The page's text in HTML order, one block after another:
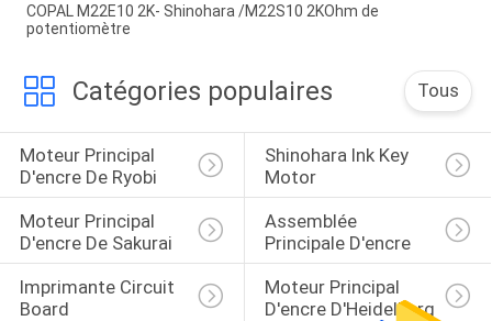
COPAL M22E10 2K- Shinohara /M22S10 2KOhm de
potentiomètre
Catégories populaires Tous
Moteur Principal
D'encre De Ryobi
Shinohara Ink Key
Motor
Moteur Principal
D'encre De Sakurai
Assemblée
Principale D'encre
Imprimante Circuit
Board
Moteur Principal
D'encre D'Heidelberg